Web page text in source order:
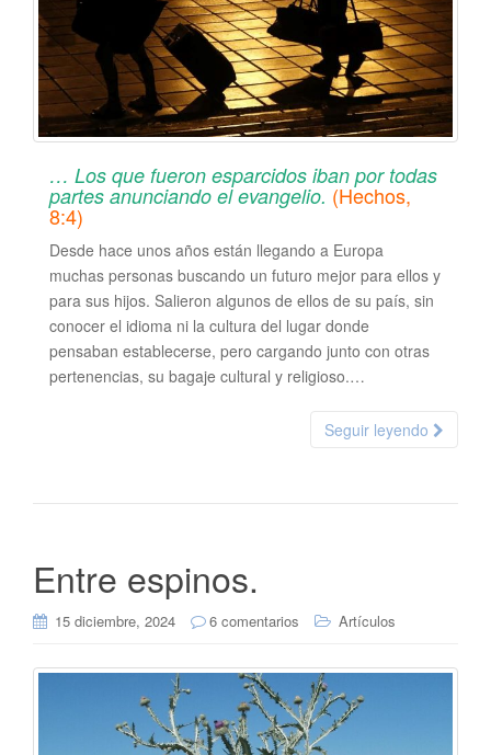
… Los que fueron esparcidos iban por todas
partes anunciando el evangelio. (Hechos,
8:4)
Desde hace unos años están llegando a Europa
muchas personas buscando un futuro mejor para ellos y
para sus hijos. Salieron algunos de ellos de su país, sin
conocer el idioma ni la cultura del lugar donde
pensaban establecerse, pero cargando junto con otras
pertenencias, su bagaje cultural y religioso.…
Seguir leyendo
Entre espinos.
15 diciembre, 2024 6 comentarios Artículos